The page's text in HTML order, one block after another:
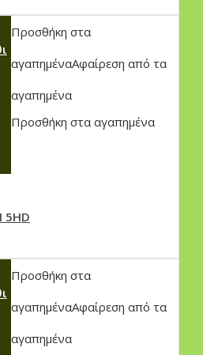
Προσθήκη στα
αγαπημέναΑφαίρεση από τα
αγαπημένα
Προσθήκη στα αγαπημένα
5HD
Προσθήκη στα
αγαπημέναΑφαίρεση από τα
αγαπημένα